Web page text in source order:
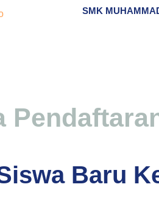
SMK
Baru